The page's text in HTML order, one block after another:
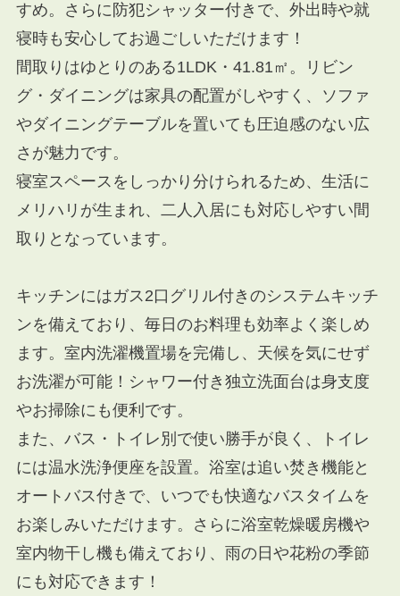
すめ。さらに防犯シャッター付きで、外出時や就
寝時も安心してお過ごしいただけます！
間取りはゆとりのある1LDK・41.81㎡。リビン
グ・ダイニングは家具の配置がしやすく、ソファ
やダイニングテーブルを置いても圧迫感のない広
さが魅力です。
寝室スペースをしっかり分けられるため、生活に
メリハリが生まれ、二人入居にも対応しやすい間
取りとなっています。
キッチンにはガス2口グリル付きのシステムキッチ
ンを備えており、毎日のお料理も効率よく楽しめ
ます。室内洗濯機置場を完備し、天候を気にせず
お洗濯が可能！シャワー付き独立洗面台は身支度
やお掃除にも便利です。
また、バス・トイレ別で使い勝手が良く、トイレ
には温水洗浄便座を設置。浴室は追い焚き機能と
オートバス付きで、いつでも快適なバスタイムを
お楽しみいただけます。さらに浴室乾燥暖房機や
室内物干し機も備えており、雨の日や花粉の季節
にも対応できます！